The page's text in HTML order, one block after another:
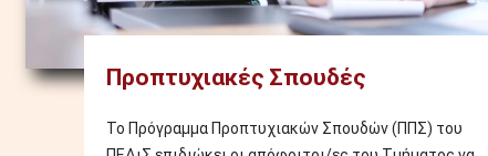
Προπτυχιακές Σπουδές
Το Πρόγραμμα Προπτυχιακών Σπουδών (ΠΠΣ) του